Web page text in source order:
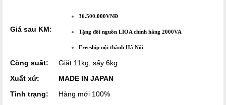
Giá sau KM:
36.500.000VNĐ
Tặng đổi nguồn LIOA chính hãng 2000VA
Freeship nội thành Hà Nội
Công suất:
Giặt 11kg, sấy 6kg
Xuất xứ:
MADE IN JAPAN
Tình trạng:
Hàng mới 100%